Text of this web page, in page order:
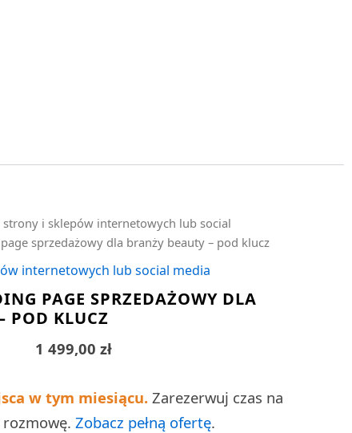
strony i sklepów internetowych lub social
sprzedażowy dla branży beauty – pod klucz
internetowych lub social media
PAGE SPRZEDAŻOWY DLA
POD KLUCZ
1 499,00 zł
w tym miesiącu. Zarezerwuj czas na
rozmowę. Zobacz pełną ofertę.